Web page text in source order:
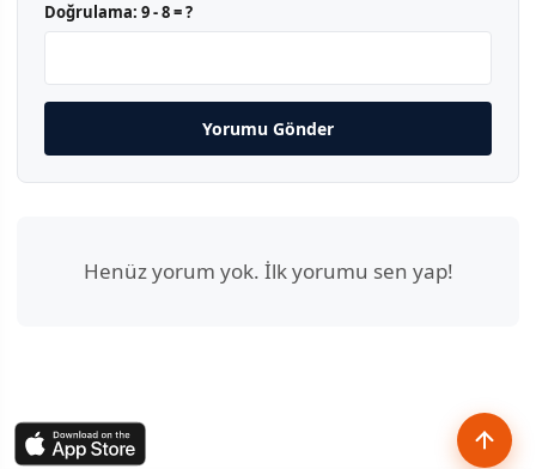
Doğrulama: 9 - 8 = ?
Yorumu Gönder
Henüz yorum yok. İlk yorumu sen yap!